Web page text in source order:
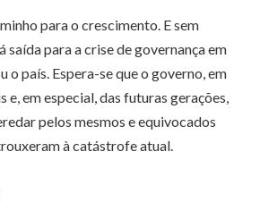
para o crescimento. E sem
saída para a crise de governança em
o país. Espera-se que o governo, em
e, em especial, das futuras gerações,
pelos mesmos e equivocados
à catástrofe atual.